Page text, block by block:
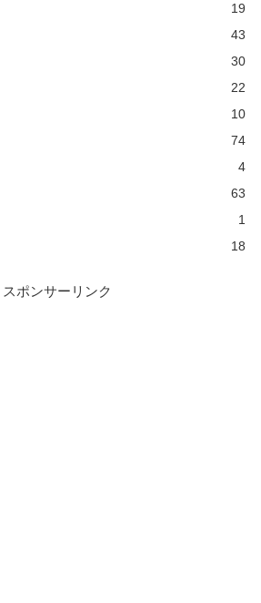
19
43
30
22
10
74
4
63
1
18
スポンサーリンク